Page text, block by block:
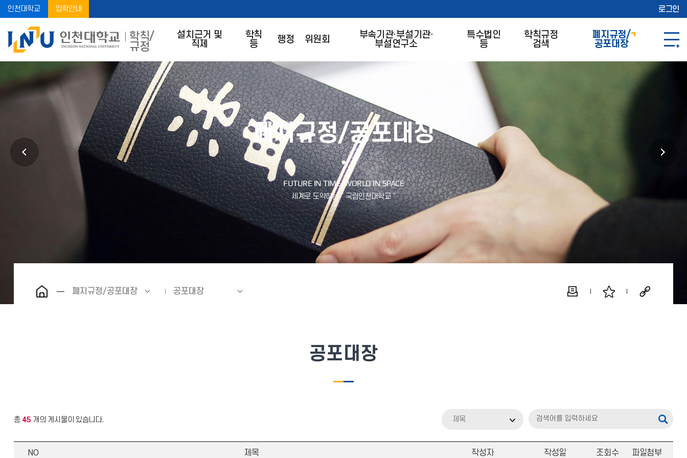
인천대학교 입학안내 로그인
학칙/
규정
설치근거 및
직제
학칙
등
행정 위원회
부속기관·부설기관·
부설연구소
특수법인
등
학칙규정
검색
폐지규정/
공포대장
폐지규정/공포대장
폐지규정/공포대장 공포대장
공포대장
총 45 개의 게시물이 있습니다. 제목
NO 제목 작성자 작성일 조회수 파일첨부